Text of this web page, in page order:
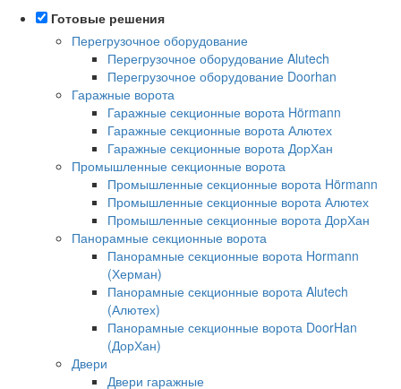
Готовые решения
Перегрузочное оборудование
Перегрузочное оборудование Alutech
Перегрузочное оборудование Doorhan
Гаражные ворота
Гаражные секционные ворота Hörmann
Гаражные секционные ворота Алютех
Гаражные секционные ворота ДорХан
Промышленные секционные ворота
Промышленные секционные ворота Hörmann
Промышленные секционные ворота Алютех
Промышленные секционные ворота ДорХан
Панорамные секционные ворота
Панорамные секционные ворота Hormann
(Херман)
Панорамные секционные ворота Alutech
(Алютех)
Панорамные секционные ворота DoorHan
(ДорХан)
Двери
Двери гаражные